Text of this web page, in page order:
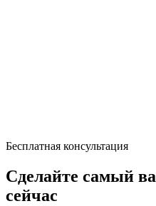
Бесплатная консультация
Сделайте самый
сейчас